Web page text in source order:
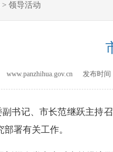
> 领导活动
www.panzhihua.gov.cn 发布时间
记、市长范继跃主持召
署有关工作。